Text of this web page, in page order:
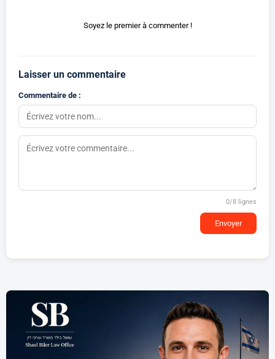
Soyez le premier à commenter !
Laisser un commentaire
Commentaire de :
0/8 lignes
Envoyer